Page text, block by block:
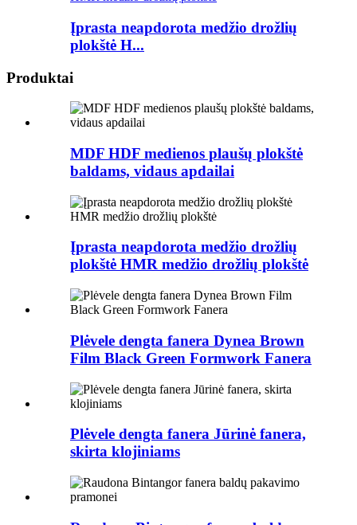
Įprasta neapdorota medžio drožlių
plokštė H...
Produktai
MDF HDF medienos plaušų plokštė
baldams, vidaus apdailai
Įprasta neapdorota medžio drožlių
plokštė HMR medžio drožlių plokštė
Plėvele dengta fanera Dynea Brown
Film Black Green Formwork Fanera
Plėvele dengta fanera Jūrinė fanera,
skirta klojiniams